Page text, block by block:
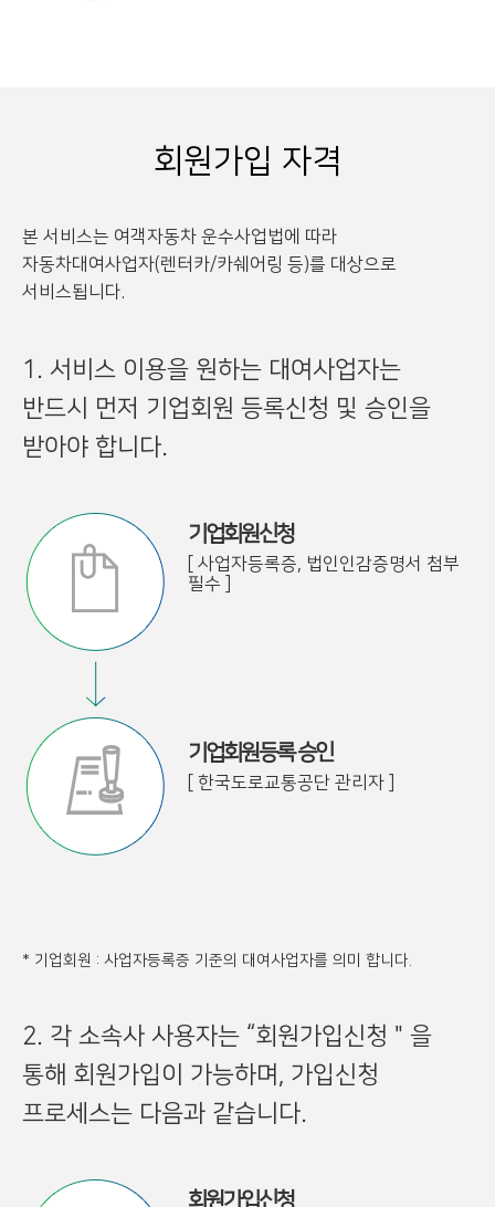
회원가입 자격
본 서비스는 여객자동차 운수사업법에 따라
자동차대여사업자(렌터카/카쉐어링 등)를 대상으로
서비스됩니다.
1. 서비스 이용을 원하는 대여사업자는
반드시 먼저 기업회원 등록신청 및 승인을
받아야 합니다.
기업회원신청
[ 사업자등록증, 법인인감증명서 첨부
필수 ]
기업회원등록 승인
[ 한국도로교통공단 관리자 ]
* 기업회원 : 사업자등록증 기준의 대여사업자를 의미 합니다.
2. 각 소속사 사용자는 “회원가입신청＂을
통해 회원가입이 가능하며, 가입신청
프로세스는 다음과 같습니다.
회원가입신청